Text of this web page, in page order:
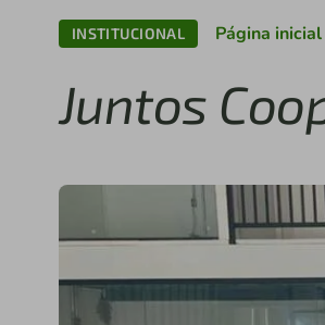
INSTITUCIONAL Página inicial
Juntos